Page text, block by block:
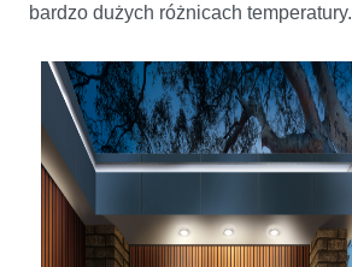
bardzo dużych różnicach temperatury.